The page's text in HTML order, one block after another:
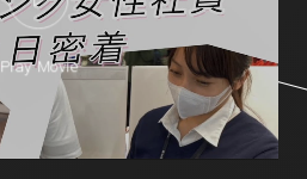
Play Movie